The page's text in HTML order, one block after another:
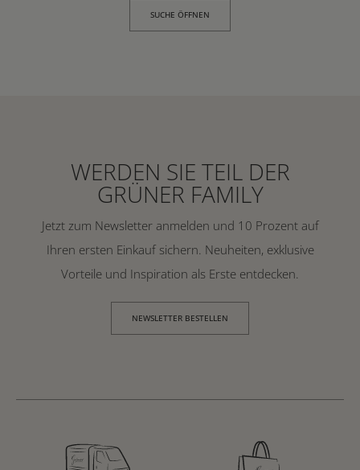
SUCHE ÖFFNEN
WERDEN SIE TEIL DER
GRÜNER FAMILY
Jetzt zum Newsletter anmelden und 10 Prozent auf
Ihren ersten Einkauf sichern. Neuheiten, exklusive
Vorteile und Inspiration als Erste entdecken.
NEWSLETTER BESTELLEN